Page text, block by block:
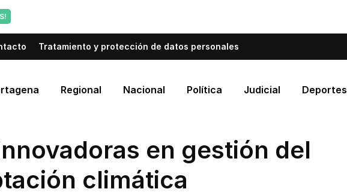
Tratamiento y protección de datos personales
Regional Nacional Política Judicial Deportes
en gestión del
climática